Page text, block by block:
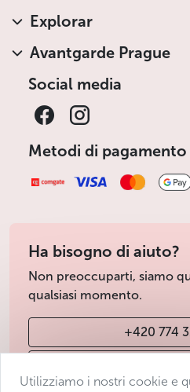
Explorar
Avantgarde Prague
Social media
Metodi di pagamento
Ha bisogno di aiuto?
Non preoccuparti, siamo
qualsiasi momento.
+420 774
Utilizziamo i nostri cookie e